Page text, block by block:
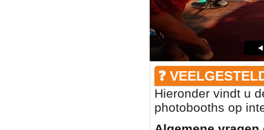
❓
Hieronder vindt u
photobooths op